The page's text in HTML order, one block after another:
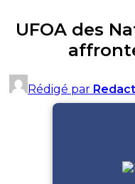
UFOA des
Rédigé par